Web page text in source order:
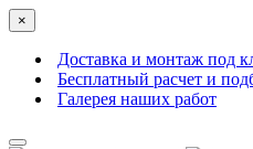
×
Доставка и монтаж под
Бесплатный расчет и
Галерея наших работ